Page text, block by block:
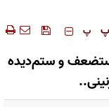
‍‍‍ پ پ
و ستم‌دیده